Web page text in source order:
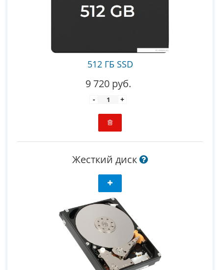
512 ГБ SSD
9 720 руб.
- +
Жесткий диск